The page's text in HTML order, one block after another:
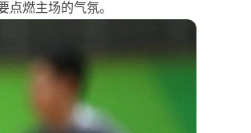
点燃主场的气氛。